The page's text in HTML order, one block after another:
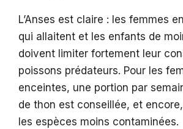
L’Anses est claire : les femmes
qui allaitent et les enfants de
doivent limiter fortement leur
poissons prédateurs. Pour les
enceintes, une portion par
de thon est conseillée, et
les espèces moins contaminées.